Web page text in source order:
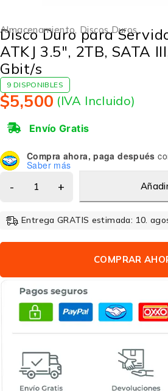
Almacenamiento, Discos Duros
Disco Duro para
ATKJ 3.5″, 2TB, SATA
Gbit/s
9 DISPONIBLES
$5,500 (IVA Incluido)
Envío Gratis
Compra ahora, paga después
Saber más
Entrega GRATIS estimada: 10.
COMPRAR